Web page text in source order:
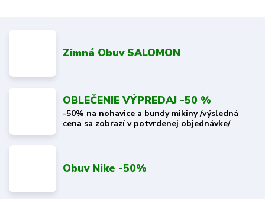
Zimná Obuv SALOMON
OBLEČENIE VÝPREDAJ -50 %
-50% na nohavice a bundy mikiny /výsledná
cena sa zobrazí v potvrdenej objednávke/
Obuv Nike -50%